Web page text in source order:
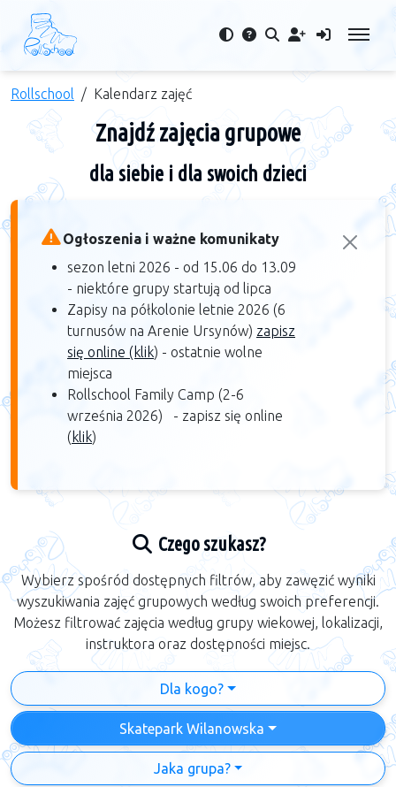
Rollschool Kalendarz zajęć
Znajdź zajęcia grupowe
dla siebie i dla swoich dzieci
Ogłoszenia i ważne komunikaty
sezon letni 2026 - od 15.06 do 13.09
- niektóre grupy startują od lipca
Zapisy na półkolonie letnie 2026 (6
turnusów na Arenie Ursynów) zapisz
się online (klik) - ostatnie wolne
miejsca
Rollschool Family Camp (2-6
września 2026) - zapisz się online
(klik)​
Czego szukasz?
Wybierz spośród dostępnych filtrów, aby zawęzić wyniki
wyszukiwania zajęć grupowych według swoich preferencji.
Możesz filtrować zajęcia według grupy wiekowej, lokalizacji,
instruktora oraz dostępności miejsc.
Dla kogo?
Skatepark Wilanowska
Jaka grupa?